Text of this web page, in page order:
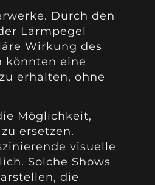
Durch den
Lärmpegel
Wirkung des
könnten eine
erhalten, ohne
Möglichkeit,
ersetzen.
visuelle
Solche Shows
die